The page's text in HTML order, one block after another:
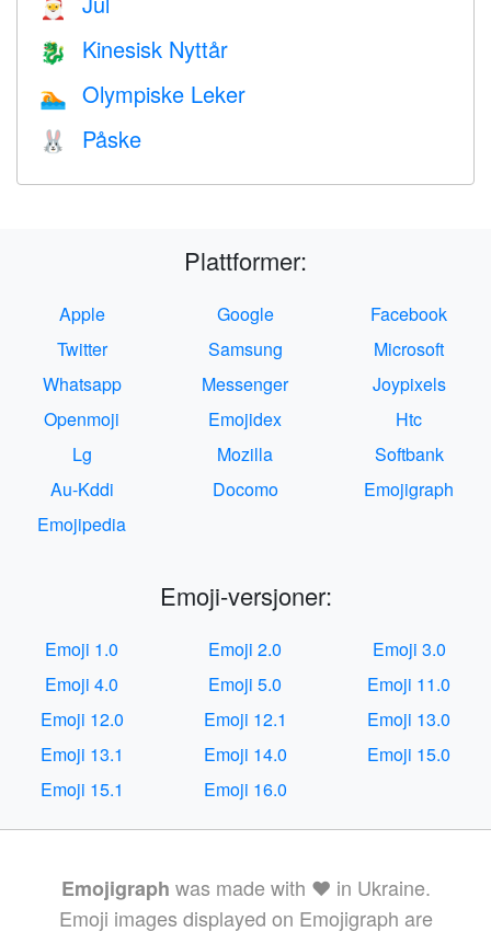
🎅
🐉 Kinesisk Nyttår
🏊 Olympiske Leker
🐰 Påske
Plattformer:
Apple Google
Facebook
Twitter
Samsung
Microsoft
Whatsapp
Messenger
Joypixels
Openmoji
Emojidex
Htc
Lg
Mozilla
Softbank
Au-Kddi
Docomo
Emojigraph
Emojipedia
Emoji-versjoner:
Emoji 1.0 Emoji 2.0
Emoji 3.0
Emoji 4.0
Emoji 5.0
Emoji 11.0
Emoji 12.0
Emoji 12.1
Emoji 13.0
Emoji 13.1
Emoji 14.0
Emoji 15.0
Emoji 15.1
Emoji 16.0
Emojigraph was made with ❤️ in Ukraine.
Emoji images displayed on Emojigraph are